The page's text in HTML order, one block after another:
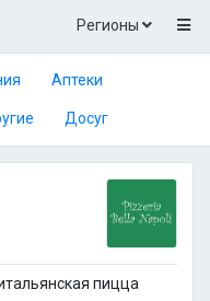
Регионы
Аптеки
Досуг
пицца